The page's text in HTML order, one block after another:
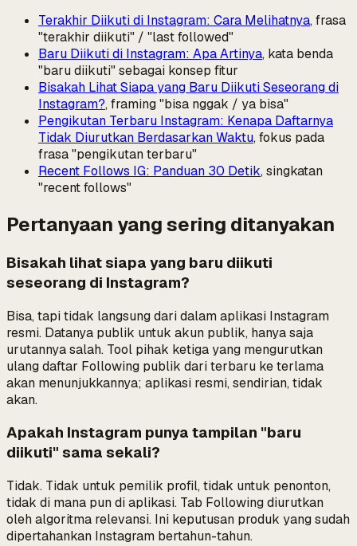
Terakhir Diikuti di Instagram: Cara Melihatnya, frasa
"terakhir diikuti" / "last followed"
Baru Diikuti di Instagram: Apa Artinya, kata benda
"baru diikuti" sebagai konsep fitur
Bisakah Lihat Siapa yang Baru Diikuti Seseorang di
Instagram?, framing "bisa nggak / ya bisa"
Pengikutan Terbaru Instagram: Kenapa Daftarnya
Tidak Diurutkan Berdasarkan Waktu, fokus pada
frasa "pengikutan terbaru"
Recent Follows IG: Panduan 30 Detik, singkatan
"recent follows"
Pertanyaan yang sering ditanyakan
Bisakah lihat siapa yang baru diikuti
seseorang di Instagram?
Bisa, tapi tidak langsung dari dalam aplikasi Instagram
resmi. Datanya publik untuk akun publik, hanya saja
urutannya salah. Tool pihak ketiga yang mengurutkan
ulang daftar Following publik dari terbaru ke terlama
akan menunjukkannya; aplikasi resmi, sendirian, tidak
akan.
Apakah Instagram punya tampilan "baru
diikuti" sama sekali?
Tidak. Tidak untuk pemilik profil, tidak untuk penonton,
tidak di mana pun di aplikasi. Tab Following diurutkan
oleh algoritma relevansi. Ini keputusan produk yang sudah
dipertahankan Instagram bertahun-tahun.